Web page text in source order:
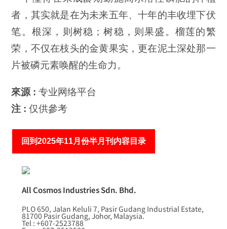
者，其实就是在为未来五年、十年的丰收埋下伏
笔。根深，则树稳；树稳，则果盛。榴莲的繁
荣，不仅在枝头的金黄果实，更在泥土深处那一
片被磷元素唤醒的生命力。
來源 :专业网络平台
注 :仅供參考
回到2025年11月份半月刊内容目录
All Cosmos Industries Sdn. Bhd.
PLO 650, Jalan Keluli 7, Pasir Gudang Industrial Estate,
81700 Pasir Gudang, Johor, Malaysia.
Tel : +607-2523788